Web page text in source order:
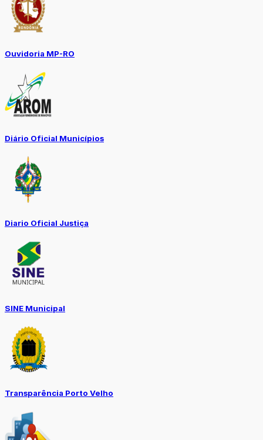
Ouvidoria MP-RO
Diário Oficial Municípios
Diario Oficial Justiça
SINE Municipal
Transparência Porto Velho